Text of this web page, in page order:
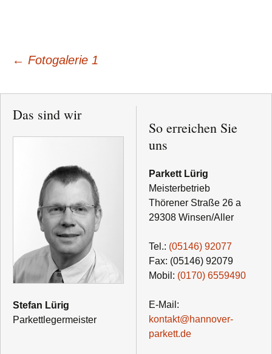
Beitragsnavigation
← Fotogalerie 1
Das sind wir
Stefan Lürig
Parkettlegermeister
So erreichen Sie
uns
Parkett Lürig
Meisterbetrieb
Thörener Straße 26 a
29308 Winsen/Aller
Tel.: (05146) 92077
Fax: (05146) 92079
Mobil: (0170) 6559490
E-Mail:
kontakt@hannover-
parkett.de